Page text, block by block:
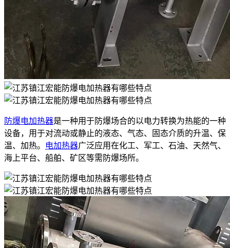
防爆电加热器是一种用于防爆场合的以电力转换为热能的一种
设备，用于对流动或静止的液态、气态、固态介质的升温、保
温、加热。
电加热器广泛应用在化工、军工、石油、天然气、
海上平台、船舶、矿区等需防爆场所。